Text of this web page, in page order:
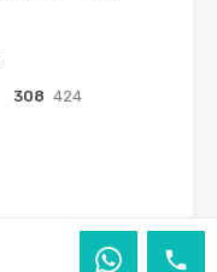
308 424